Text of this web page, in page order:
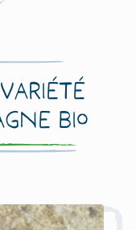
Bio